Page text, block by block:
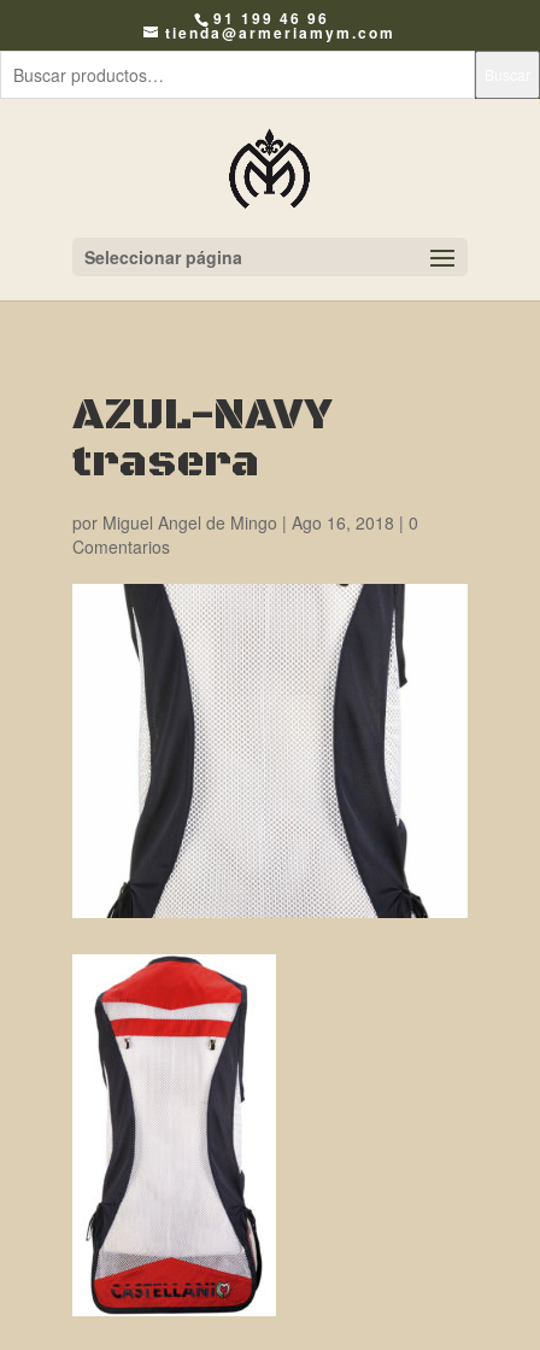
91 199 46 96
tienda@armeriamym.com
Seleccionar página
AZUL-NAVY
trasera
por Miguel Angel de Mingo | Ago 16, 2018 | 0
Comentarios